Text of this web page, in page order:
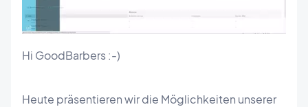
Hi GoodBarbers :-)
Heute präsentieren wir die Möglichkeiten unserer